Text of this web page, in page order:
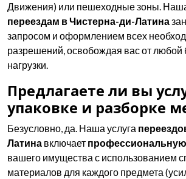
Движения) или пешеходные зоны.
переездам в Чистерна-ди-Латина
запросом и оформлением всех
разрешений, освобождая вас от любой
нагрузки.
Предлагаете ли вы
упаковке и разборке
Безусловно, да. Наша услуга
Латина включает профессиональную
вашего имущества с использованием
материалов для каждого предмета